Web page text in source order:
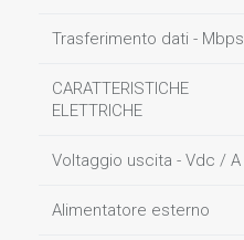
Trasferimento dati - Mbps
CARATTERISTICHE
ELETTRICHE
Voltaggio uscita - Vdc / A
Alimentatore esterno